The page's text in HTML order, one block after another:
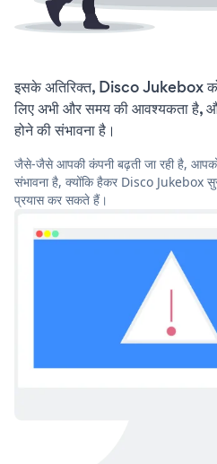
इसके अतिरिक्त, Disco Jukebox
लिए अभी और समय की आवश्यकता है,
होने की संभावना है।
जैसे-जैसे आपकी कंपनी बढ़ती जा रही है,
संभावना है, क्योंकि हैकर Disco Jukebox
प्रयास कर सकते हैं।